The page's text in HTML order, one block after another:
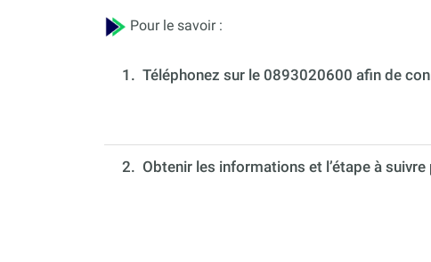
Pour le savoir :
1. Téléphonez sur le 0893020600 afin de
2. Obtenir les informations et l’étape à